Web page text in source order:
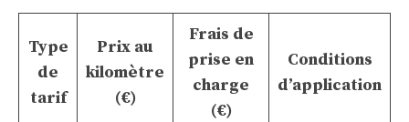
Type
de
tarif
Prix au
kilomètre
(€)
Frais de
prise en
charge
(€)
Conditions
d’application